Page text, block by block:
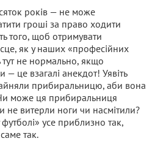
років — не може
гроші за право ходити
того, щоб отримувати
як у наших «професійних
тут не нормально, якщо
— це взагалі анекдот! Уявіть
прибиральницю, аби вона
може ця прибиральниця
не витерли ноги чи насмітили?
усе приблизно так,
так.